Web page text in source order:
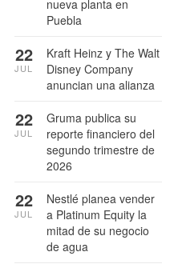
nueva planta en
Puebla
Kraft Heinz y The Walt
Disney Company
anuncian una alianza
22
JUL
Gruma publica su
reporte financiero del
segundo trimestre de
2026
22
JUL
Nestlé planea vender
a Platinum Equity la
mitad de su negocio
de agua
22
JUL